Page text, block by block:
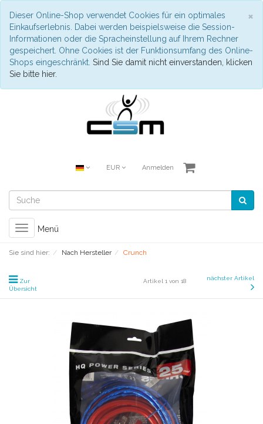
×
Dieser Online-Shop verwendet Cookies für ein optimales
Einkaufserlebnis. Dabei werden beispielsweise die Session-
Informationen oder die Spracheinstellung auf Ihrem Rechner
gespeichert. Ohne Cookies ist der Funktionsumfang des Online-
Shops eingeschränkt. Sind Sie damit nicht einverstanden, klicken
Sie bitte hier.
EUR Anmelden
Toggle
navigation
Menü
Sie sind hier: Nach Hersteller Crunch
Zur
Übersicht
Artikel 1 von 18 nächster Artikel